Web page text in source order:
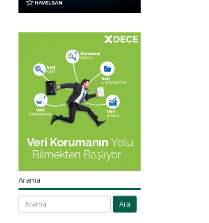
Arama
Ara